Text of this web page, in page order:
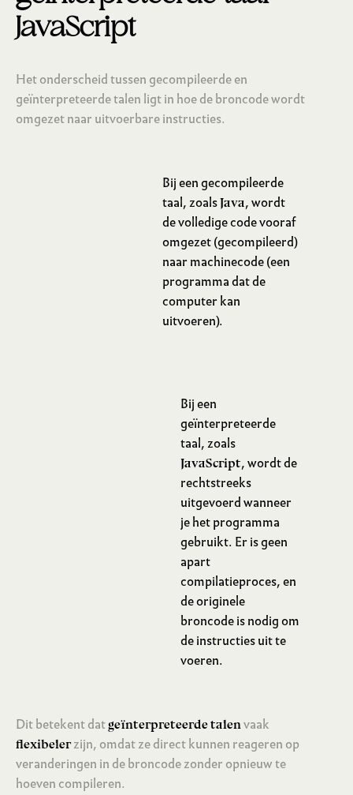
JavaScript
Het onderscheid tussen gecompileerde en
geïnterpreteerde talen ligt in hoe de broncode wordt
omgezet naar uitvoerbare instructies.
Bij een gecompileerde
taal, zoalsJava, wordt
de volledige code vooraf
omgezet (gecompileerd)
naar machinecode (een
programma dat de
computer kan
uitvoeren).
Bij een
geïnterpreteerde
taal, zoals
JavaScript, wordt de
rechtstreeks
uitgevoerd wanneer
je het programma
gebruikt. Er is geen
apart
compilatieproces, en
de originele
broncode is nodig om
de instructies uit te
voeren.
Dit betekent datgeïnterpreteerde talenvaak
flexibelerzijn, omdat ze direct kunnen reageren op
veranderingen in de broncode zonder opnieuw te
hoeven compileren.